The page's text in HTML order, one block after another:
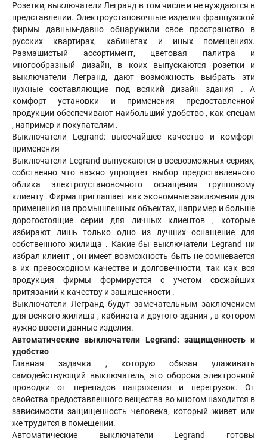
Розетки, выключатели Легранд в том числе и не нуждаются в
представлении. Электроустановочные изделия французской
фирмы давным-давно обнаружили свое пространство в
русских квартирах, кабинетах и иных помещениях.
Размашистый ассортимент, цветовая палитра и
многообразный дизайн, в коих выпускаются розетки и
выключатели Легранд, дают возможность выбрать эти
нужные составляющие под всякий дизайн здания . А
комфорт установки и применения предоставленной
продукции обеспечивают наибольший удобство , как спецам
, например и покупателям .
Выключатели Legrand: высочайшее качество и комфорт
применения
Выключатели Legrand выпускаются в всевозможных сериях,
собственно что важно упрощает выбор предоставленного
облика электроустановочного оснащения групповому
клиенту . Фирма приглашает как экономные заключения для
применения на промышленных объектах, например и больше
дорогостоящие серии для личных клиентов , которые
избирают лишь только одно из лучших оснащение для
собственного жилища . Какие бы выключатели Legrand ни
избрал клиент , он имеет возможность быть не сомневается
в их превосходном качестве и долговечности, так как вся
продукция фирмы формируется с учетом свежайших
притязаний к качеству и защищенности .
Выключатели Легранд будут замечательным заключением
для всякого жилища , кабинета и другого здания , в котором
нужно ввести данные изделия.
Автоматические выключатели Legrand: защищенность и
удобство
Главная задачка , которую обязан улаживать
самодействующий выключатель, это оборона электронной
проводки от перепадов напряжения и перегрузок. От
свойства предоставленного вещества во многом находится в
зависимости защищенность человека, который живет или
же трудится в помещении.
Автоматические выключатели Legrand готовы